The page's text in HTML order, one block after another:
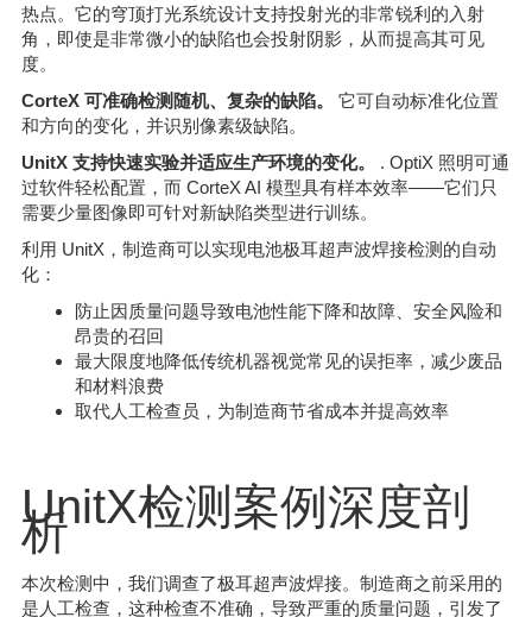
热点。它的穹顶打光系统设计支持投射光的非常锐利的入射
角，即使是非常微小的缺陷也会投射阴影，从而提高其可见
度。
CorteX 可准确检测随机、复杂的缺陷。
它可自动标准化位置
和方向的变化，并识别像素级缺陷。
UnitX 支持快速实验并适应生产环境的变化。
. OptiX 照明可通
过软件轻松配置，而 CorteX AI 模型具有样本效率——它们只
需要少量图像即可针对新缺陷类型进行训练。
利用 UnitX，制造商可以实现电池极耳超声波焊接检测的自动
化：
防止因质量问题导致电池性能下降和故障、安全风险和
昂贵的召回
最大限度地降低传统机器视觉常见的误拒率，减少废品
和材料浪费
取代人工检查员，为制造商节省成本并提高效率
UnitX检测案例深度剖
析
本次检测中，我们调查了极耳超声波焊接。制造商之前采用的
是人工检查，这种检查不准确，导致严重的质量问题，引发了